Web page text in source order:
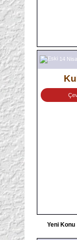
14
Yeni Konu